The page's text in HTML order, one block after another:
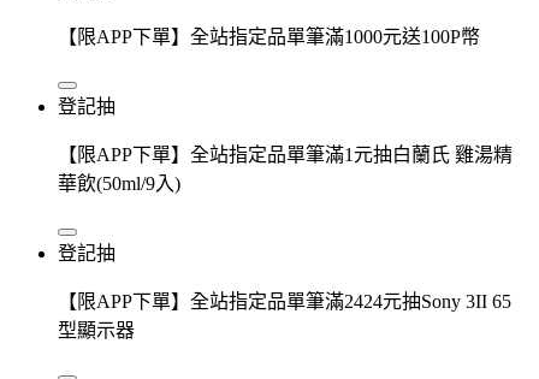
【限APP下單】全站指定品單筆滿1000元送100P幣
登記抽
【限APP下單】全站指定品單筆滿1元抽白蘭氏 雞湯精
華飲(50ml/9入)
登記抽
【限APP下單】全站指定品單筆滿2424元抽Sony 3II 65
型顯示器